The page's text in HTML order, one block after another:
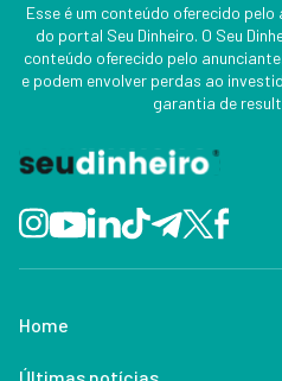
Esse é um conteúdo oferecido
do portal Seu Dinheiro. O Seu
conteúdo oferecido pelo
e podem envolver perdas ao
garantia de
Home
Últimas notícias